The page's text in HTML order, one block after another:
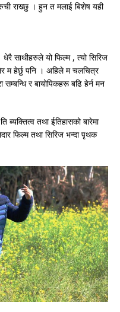
राख्छु । हुन त मलाई बिशेष यही
साथीहरुले यो फिल्म , त्यो सिरिज
म हेर्छु पनि । अहिले म चलचित्र
सम्बन्धि र बायोपिकहरू बढि हेर्न मन
तथा ईतिहासको बारेमा
फिल्म तथा सिरिज भन्दा पृथक